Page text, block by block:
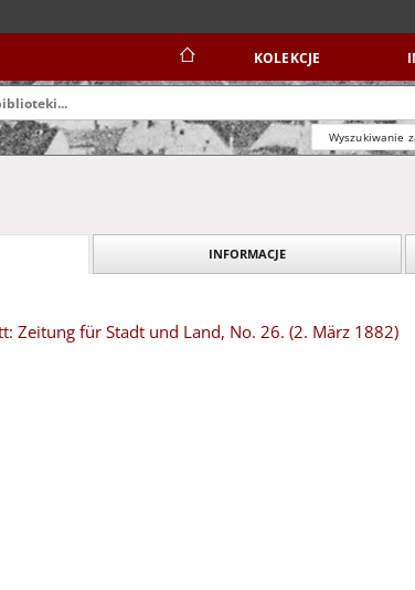
KOLEKCJE
Wyszukiwanie
INFORMACJE
Zeitung für Stadt und Land, No. 26. (2. März 1882)